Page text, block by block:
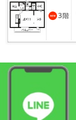
3階